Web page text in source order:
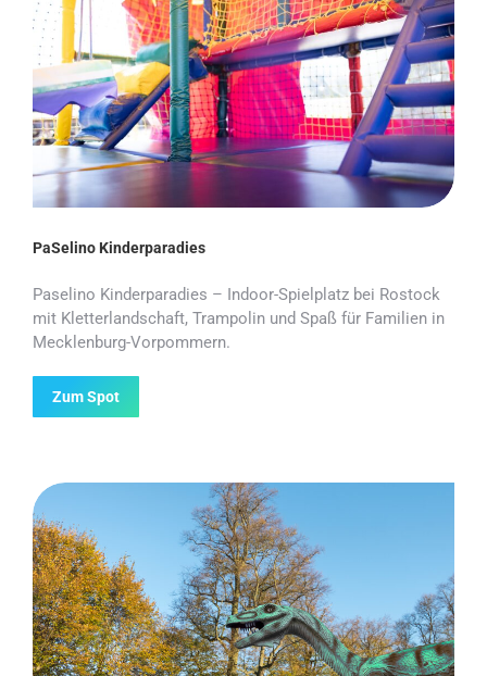
PaSelino Kinderparadies
Paselino Kinderparadies – Indoor-Spielplatz bei Rostock
mit Kletterlandschaft, Trampolin und Spaß für Familien in
Mecklenburg-Vorpommern.
Zum Spot